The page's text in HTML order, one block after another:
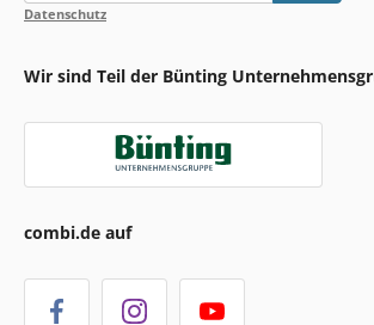
Datenschutz
Wir sind Teil der Bünting
combi.de auf